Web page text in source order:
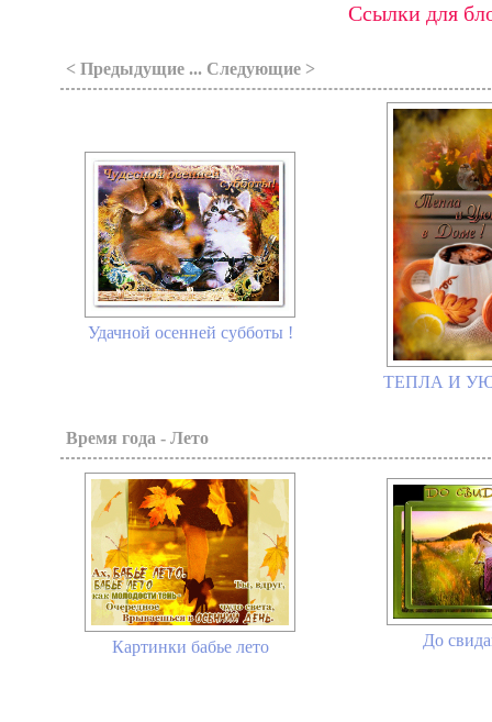
Ссылки для
< Предыдущие ... Следующие >
Удачной осенней субботы !
ТЕПЛА И
Время года - Лето
Картинки бабье лето До